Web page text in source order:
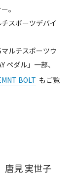
。
スポーツデバイ
マルチスポーツウ
ペダル」一部、
BOLT もご覧
唐見 実世子